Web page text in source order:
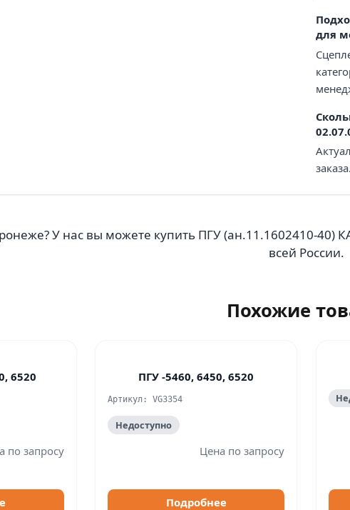
для
заказа.
У нас вы можете купить ПГУ (ан.11.1602410-40)
всей России.
Похожие
6520
по запросу
ПГУ -5460, 6450, 6520
Артикул: VG3354
Недоступно
Цена по запросу
Подробнее